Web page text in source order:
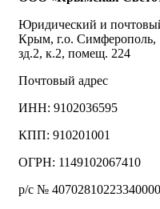
Юридический и
Крым, г.о. Симферополь,
зд.2, к.2, помещ. 224
Почтовый адрес
ИНН: 9102036595
КПП: 910201001
ОГРН: 1149102067410
р/с №